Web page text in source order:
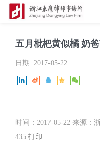
五月枇杷黄似橘 奶
日期: 2017-05-22
时间：2017-05-22 来源：
435 打印